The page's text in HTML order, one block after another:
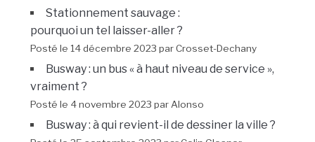
Stationnement sauvage :
pourquoi un tel laisser-aller ?
Posté le 14 décembre 2023 par Crosset-Dechany
Busway : un bus « à haut niveau de service »,
vraiment ?
Posté le 4 novembre 2023 par Alonso
Busway : à qui revient-il de dessiner la ville ?